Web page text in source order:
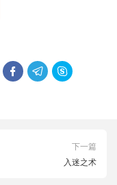
  
下一篇
入迷之术